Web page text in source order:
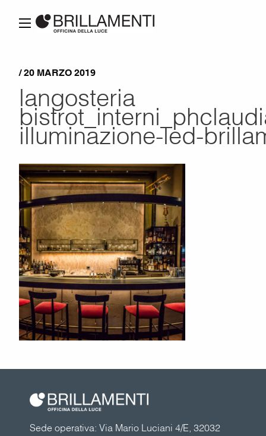
/ 20 MARZO 2019
langosteria
illuminazione-led-
Sede operativa: Via Mario Luciani 4/E, 32032